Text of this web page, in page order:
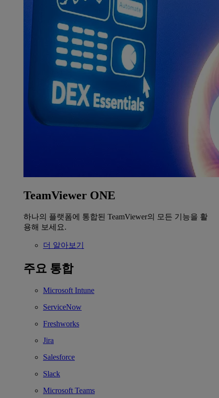
TeamViewer ONE
하나의 플랫폼에 통합된 TeamViewer의 모든 기능을 활
용해 보세요.
더 알아보기
주요 통합
Microsoft Intune
ServiceNow
Freshworks
Jira
Salesforce
Slack
Microsoft Teams